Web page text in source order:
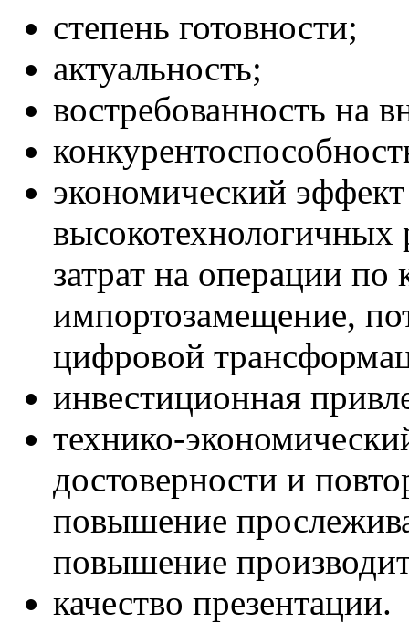
степень готовности;
актуальность;
востребованность на
экономический
высокотехнологичных
затрат на операции по
импортозамещение,
цифровой
инвестиционная
технико-
достоверности и
повышение
повышение
качество презентации.